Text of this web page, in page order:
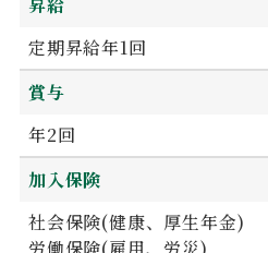
定期昇給年1回
賞与
年2回
加入保険
社会保険(健康、厚生年金)
労働保険(雇用、労災)